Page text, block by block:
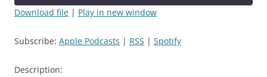
seconds
RSS FEED
Download file | Play in new window
Subscribe: Apple Podcasts | RSS | Spotify
Description: